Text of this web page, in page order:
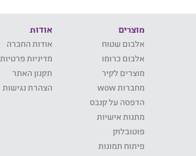
מוצרים
אלבום שטוח
אלבום כרומו
מוצרים לקיר
מחברות wow
הדפסה על קנבס
מתנות אישיות
פוטובלוק
פיתוח תמונות
אודות
אודות החברה
מדיניות פרטיות
תקנון האתר
הצהרת נגישות